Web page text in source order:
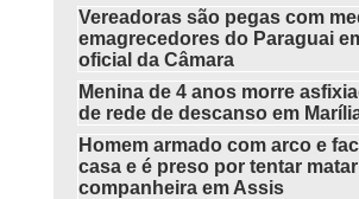
Vereadoras são pegas com
emagrecedores do Paraguai
oficial da Câmara
Menina de 4 anos morre
de rede de descanso em
Homem armado com arco e
casa e é preso por tentar
companheira em Assis